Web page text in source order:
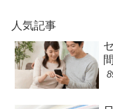
人気記事